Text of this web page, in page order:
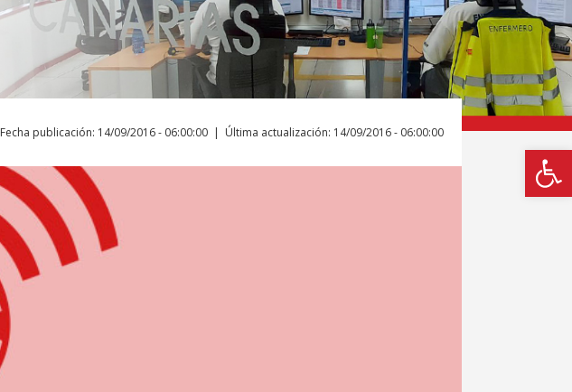
Última actualización: 14/09/2016 - 06:00:00
Fecha publicación: 14/09/2016 - 06:00:00